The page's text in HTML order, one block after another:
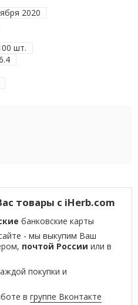
2020
шт.
товары с iHerb.com
банковские карты
- мы выкупим Ваш
почтой России или в
покупки и
вгруппе Вконтакте